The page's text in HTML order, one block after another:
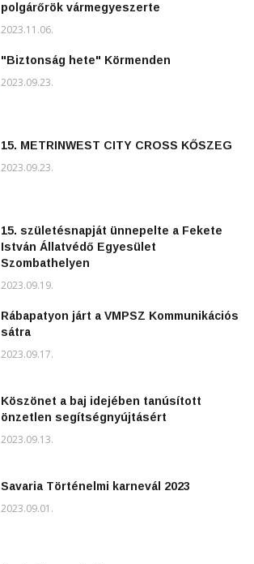
polgárőrök vármegyeszerte
2023.11.06.
"Biztonság hete" Körmenden
2023.09.23.
15. METRINWEST CITY CROSS KŐSZEG
2023.09.23.
15. születésnapját ünnepelte a Fekete
István Állatvédő Egyesület
Szombathelyen
2023.09.19.
Rábapatyon járt a VMPSZ Kommunikációs
sátra
2023.09.17.
Köszönet a baj idejében tanúsított
önzetlen segítségnyújtásért
2023.09.13.
Savaria Történelmi karnevál 2023
2023.09.01.